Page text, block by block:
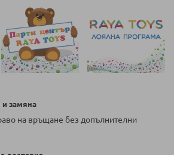
замяна
на връщане без допълнителни